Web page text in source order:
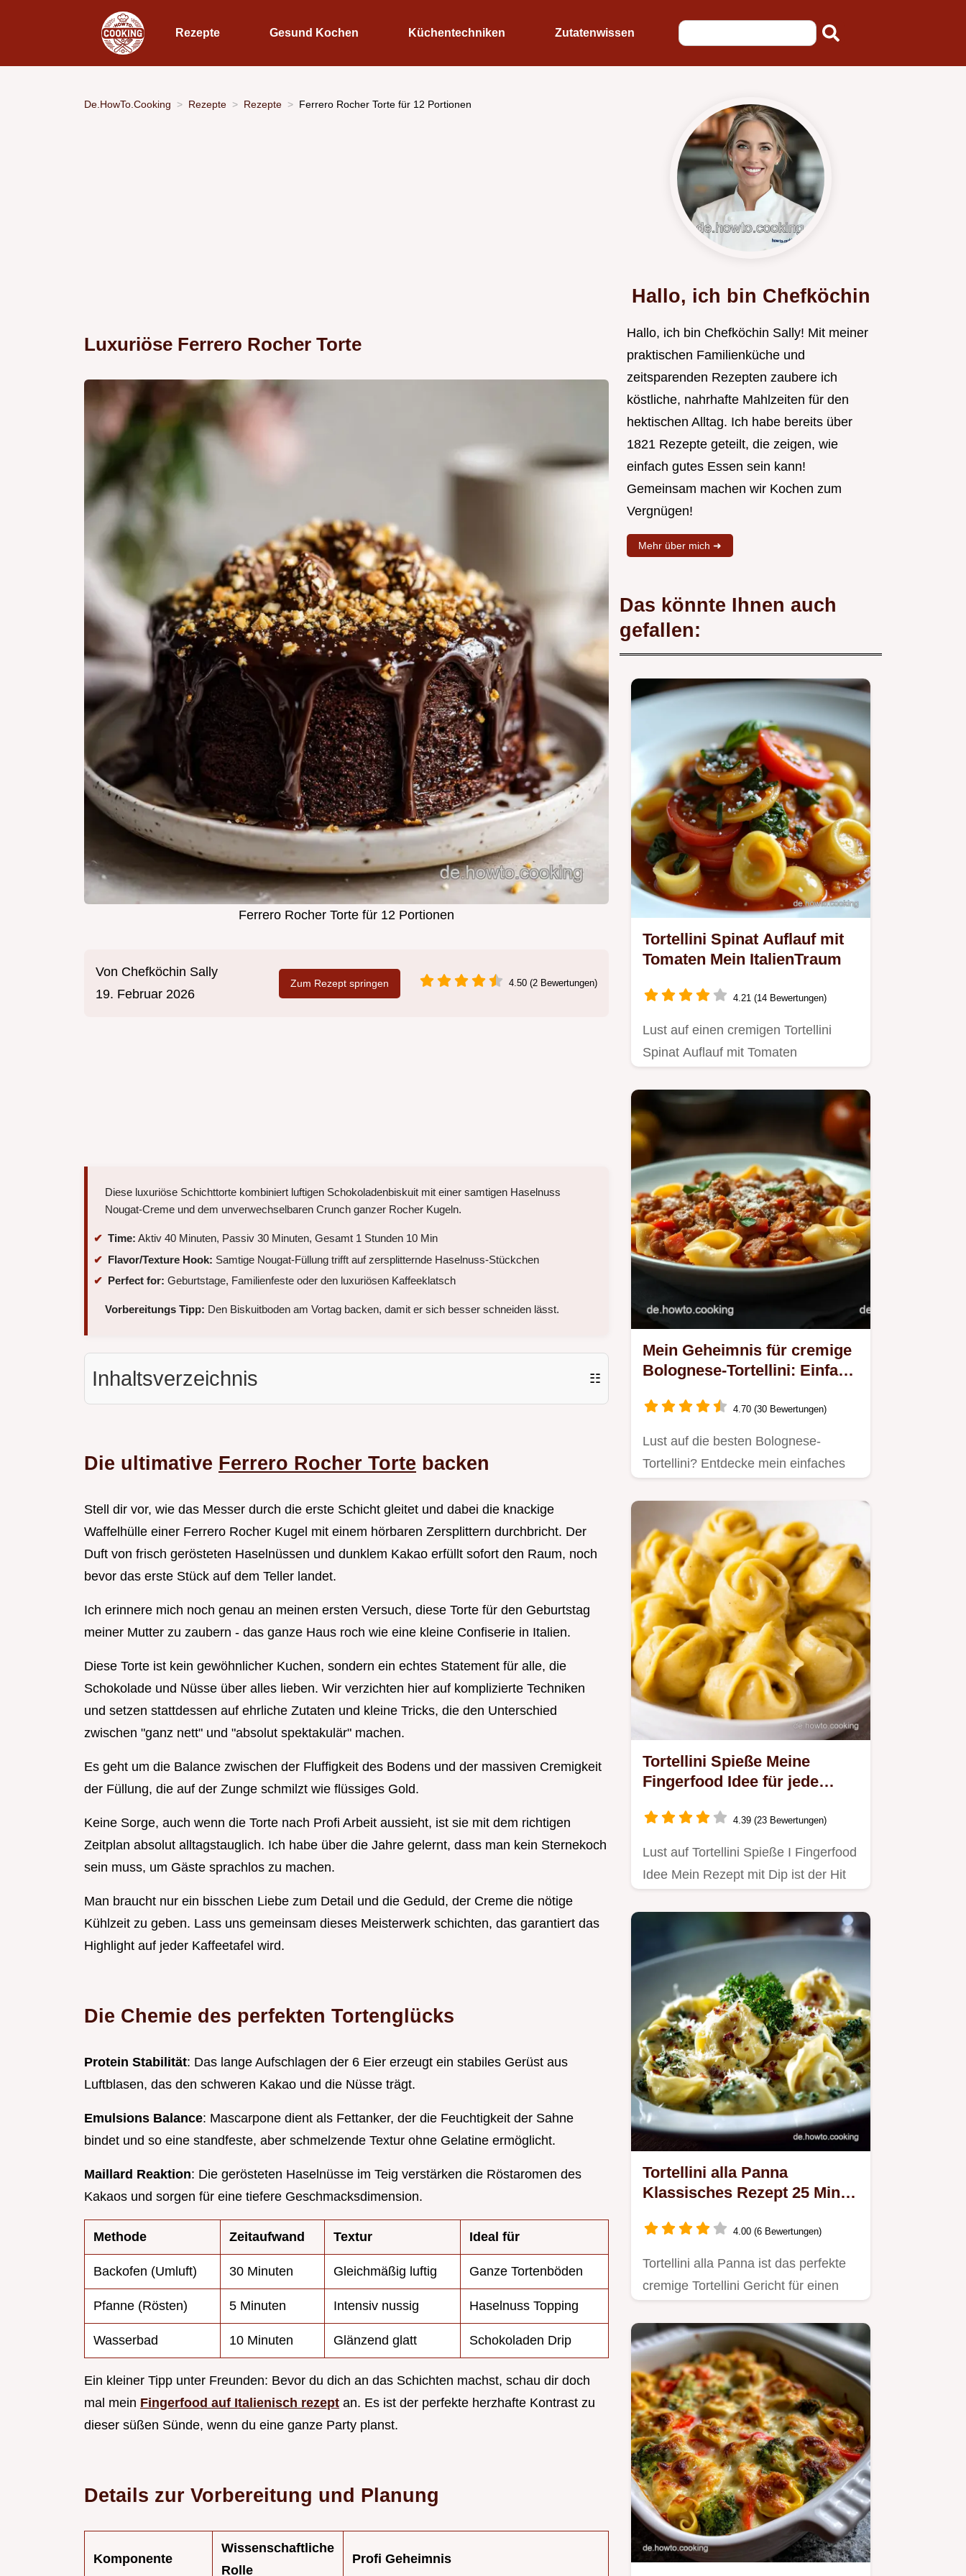
Rezepte Gesund Kochen Küchentechniken Zutatenwissen
De.HowTo.Cooking Rezepte Rezepte Ferrero Rocher Torte für 12 Portionen
Luxuriöse Ferrero Rocher Torte
Ferrero Rocher Torte für 12 Portionen
Von Chefköchin Sally
19. Februar 2026
Zum Rezept springen 4.50 (2 Bewertungen)
Diese luxuriöse Schichttorte kombiniert luftigen Schokoladenbiskuit mit einer samtigen Haselnuss
Nougat-Creme und dem unverwechselbaren Crunch ganzer Rocher Kugeln.
Time: Aktiv 40 Minuten, Passiv 30 Minuten, Gesamt 1 Stunden 10 Min
Flavor/Texture Hook: Samtige Nougat-Füllung trifft auf zersplitternde Haselnuss-Stückchen
Perfect for: Geburtstage, Familienfeste oder den luxuriösen Kaffeeklatsch
Vorbereitungs Tipp: Den Biskuitboden am Vortag backen, damit er sich besser schneiden lässt.
Inhaltsverzeichnis ☷
Die ultimative Ferrero Rocher Torte backen
Stell dir vor, wie das Messer durch die erste Schicht gleitet und dabei die knackige
Waffelhülle einer Ferrero Rocher Kugel mit einem hörbaren Zersplittern durchbricht. Der
Duft von frisch gerösteten Haselnüssen und dunklem Kakao erfüllt sofort den Raum, noch
bevor das erste Stück auf dem Teller landet.
Ich erinnere mich noch genau an meinen ersten Versuch, diese Torte für den Geburtstag
meiner Mutter zu zaubern - das ganze Haus roch wie eine kleine Confiserie in Italien.
Diese Torte ist kein gewöhnlicher Kuchen, sondern ein echtes Statement für alle, die
Schokolade und Nüsse über alles lieben. Wir verzichten hier auf komplizierte Techniken
und setzen stattdessen auf ehrliche Zutaten und kleine Tricks, die den Unterschied
zwischen "ganz nett" und "absolut spektakulär" machen.
Es geht um die Balance zwischen der Fluffigkeit des Bodens und der massiven Cremigkeit
der Füllung, die auf der Zunge schmilzt wie flüssiges Gold.
Keine Sorge, auch wenn die Torte nach Profi Arbeit aussieht, ist sie mit dem richtigen
Zeitplan absolut alltagstauglich. Ich habe über die Jahre gelernt, dass man kein Sternekoch
sein muss, um Gäste sprachlos zu machen.
Man braucht nur ein bisschen Liebe zum Detail und die Geduld, der Creme die nötige
Kühlzeit zu geben. Lass uns gemeinsam dieses Meisterwerk schichten, das garantiert das
Highlight auf jeder Kaffeetafel wird.
Die Chemie des perfekten Tortenglücks
Protein Stabilität: Das lange Aufschlagen der 6 Eier erzeugt ein stabiles Gerüst aus
Luftblasen, das den schweren Kakao und die Nüsse trägt.
Emulsions Balance: Mascarpone dient als Fettanker, der die Feuchtigkeit der Sahne
bindet und so eine standfeste, aber schmelzende Textur ohne Gelatine ermöglicht.
Maillard Reaktion: Die gerösteten Haselnüsse im Teig verstärken die Röstaromen des
Kakaos und sorgen für eine tiefere Geschmacksdimension.
Methode Zeitaufwand Textur Ideal für
Backofen (Umluft) 30 Minuten Gleichmäßig luftig Ganze Tortenböden
Pfanne (Rösten) 5 Minuten Intensiv nussig Haselnuss Topping
Wasserbad 10 Minuten Glänzend glatt Schokoladen Drip
Ein kleiner Tipp unter Freunden: Bevor du dich an das Schichten machst, schau dir doch
mal mein Fingerfood auf Italienisch rezept an. Es ist der perfekte herzhafte Kontrast zu
dieser süßen Sünde, wenn du eine ganze Party planst.
Details zur Vorbereitung und Planung
Komponente
Wissenschaftliche
Rolle
Profi Geheimnis
Hallo, ich bin Chefköchin
Hallo, ich bin Chefköchin Sally! Mit meiner
praktischen Familienküche und
zeitsparenden Rezepten zaubere ich
köstliche, nahrhafte Mahlzeiten für den
hektischen Alltag. Ich habe bereits über
1821 Rezepte geteilt, die zeigen, wie
einfach gutes Essen sein kann!
Gemeinsam machen wir Kochen zum
Vergnügen!
Mehr über mich ➜
Das könnte Ihnen auch
gefallen:
Tortellini Spinat Auflauf mit
Tomaten Mein ItalienTraum
4.21 (14 Bewertungen)
Lust auf einen cremigen Tortellini
Spinat Auflauf mit Tomaten
Mein Geheimnis für cremige
Bolognese-Tortellini: Einfach
4.70 (30 Bewertungen)
Lust auf die besten Bolognese-
Tortellini? Entdecke mein einfaches
Tortellini Spieße Meine
Fingerfood Idee für jede
4.39 (23 Bewertungen)
Lust auf Tortellini Spieße I Fingerfood
Idee Mein Rezept mit Dip ist der Hit
Tortellini alla Panna
Klassisches Rezept 25 Min
4.00 (6 Bewertungen)
Tortellini alla Panna ist das perfekte
cremige Tortellini Gericht für einen